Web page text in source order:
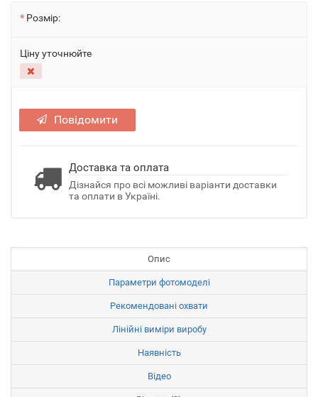
Розмір:
Ціну уточнюйте
Повідомити
Доставка та оплата
Дізнайся про всі можливі варіанти доставки
та оплати в Україні.
Опис
Параметри фотомоделі
Рекомендовані охвати
Лінійні виміри виробу
Наявність
Відео